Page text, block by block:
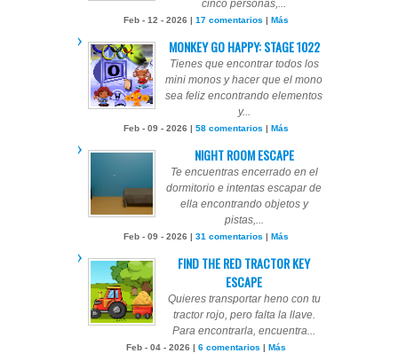
cinco personas,...
Feb - 12 - 2026 | 17 comentarios Más
MONKEY GO HAPPY: STAGE 1022
Tienes que encontrar todos los
mini monos y hacer que el mono
sea feliz encontrando elementos
y...
Feb - 09 - 2026 | 58 comentarios Más
NIGHT ROOM ESCAPE
Te encuentras encerrado en el
dormitorio e intentas escapar de
ella encontrando objetos y
pistas,...
Feb - 09 - 2026 | 31 comentarios Más
FIND THE RED TRACTOR KEY
ESCAPE
Quieres transportar heno con tu
tractor rojo, pero falta la llave.
Para encontrarla, encuentra...
Feb - 04 - 2026 | 6 comentarios Más